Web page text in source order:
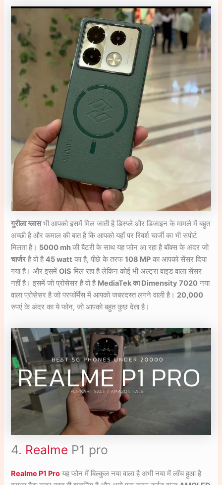
गुरीला ग्लासभी आपको इसमें मिल जाती है डिस्प्ले और डिजाइन के मामले में बहुत
अच्छी है और कमाल की बात है कि आपको यहाँ पर रिवर्श चार्जी का भी सपोर्ट
मिलता है। 5000 mhकी बैटरी के साथ यह फोन आ रहा है बॉक्स के अंदर जो
चार्जरहै वो है45 watt का है, पीछे के तरफ108 MP का आपको सेंसर दिया
गया है। और इसमेंOIS मिल रहा है लेकिन कोई भी अल्ट्रा वाइड वाला सेंसर
नहीं है। इसमें जो प्रोसेसर है वो है MediaTek का Dimensity 7020 नया
वाला प्रोसेसर है जो परफॉर्मेस में आपको जबरदस्त लगने वाली है। 20,000
रुपएं के अंदर का ये फोन, जो आपको बहुत कुछ देता है।
4. Realme P1 pro
Realme P1 Pro यह फोन में बिल्कुल नया वाला है अभी नया में लॉच हुआ है